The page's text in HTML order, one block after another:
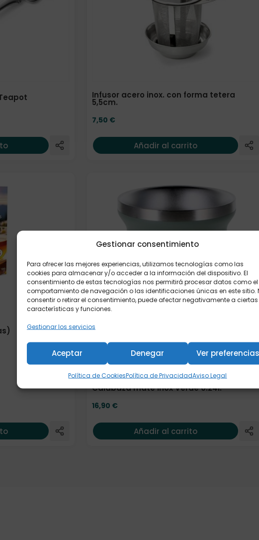
Gestionar consentimiento
Para ofrecer las mejores experiencias, utilizamos tecnologías como las
cookies para almacenar y/o acceder a la información del dispositivo. El
consentimiento de estas tecnologías nos permitirá procesar datos como el
comportamiento de navegación o las identificaciones únicas en este sitio.
consentir o retirar el consentimiento, puede afectar negativamente a ciertas
características y funciones.
Gestionar los servicios
Aceptar Denegar Ver
Política de CookiesPolítica de PrivacidadAviso Legal
Infusor acero inox. con forma tetera
5,5cm.
7,50 €
Añadir al carrito
Calabaza mate Inox Verde 0.24l.
16,90 €
Añadir al carrito